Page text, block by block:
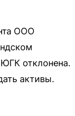
ООО
отклонена.
активы.